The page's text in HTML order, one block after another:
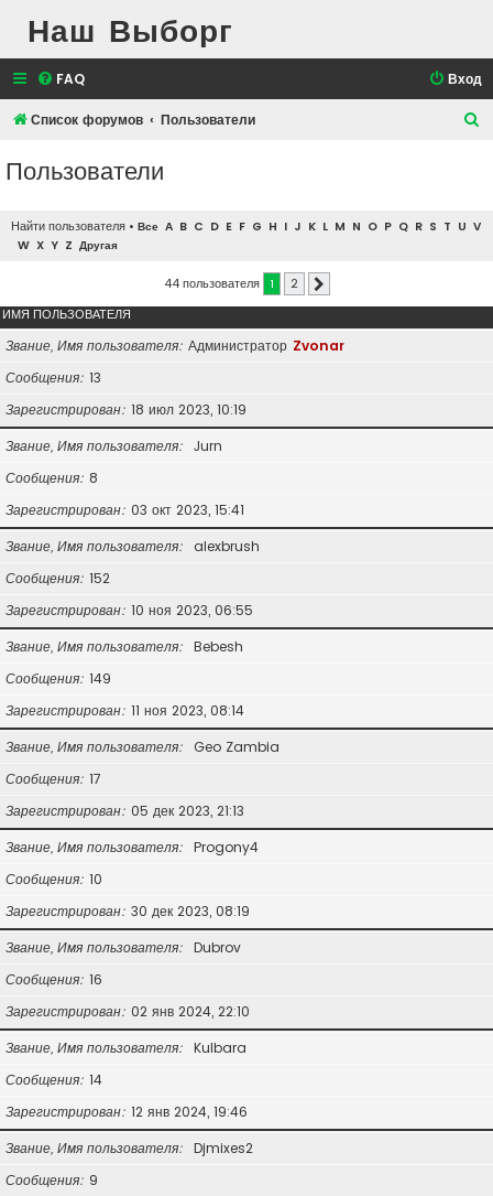
Наш Выборг
FAQ Вход
Список форумов Пользователи
Пользователи
Найти пользователя • Все A B C D E F G H I J K L M N O P Q R S T U V
W X Y Z Другая
44 пользователя 1 2
ИМЯ ПОЛЬЗОВАТЕЛЯ
Звание, Имя пользователя Администратор Zvonar
Сообщения 13
Зарегистрирован 18 июл 2023, 10:19
Звание, Имя пользователя
Jurn
Сообщения 8
Зарегистрирован 03 окт 2023, 15:41
Звание, Имя пользователя
alexbrush
Сообщения 152
Зарегистрирован 10 ноя 2023, 06:55
Звание, Имя пользователя
Bebesh
Сообщения 149
Зарегистрирован 11 ноя 2023, 08:14
Звание, Имя пользователя
Geo Zambia
Сообщения 17
Зарегистрирован 05 дек 2023, 21:13
Звание, Имя пользователя
Progony4
Сообщения 10
Зарегистрирован 30 дек 2023, 08:19
Звание, Имя пользователя
Dubrov
Сообщения 16
Зарегистрирован 02 янв 2024, 22:10
Звание, Имя пользователя
Kulbara
Сообщения 14
Зарегистрирован 12 янв 2024, 19:46
Звание, Имя пользователя
Djmixes2
Сообщения 9